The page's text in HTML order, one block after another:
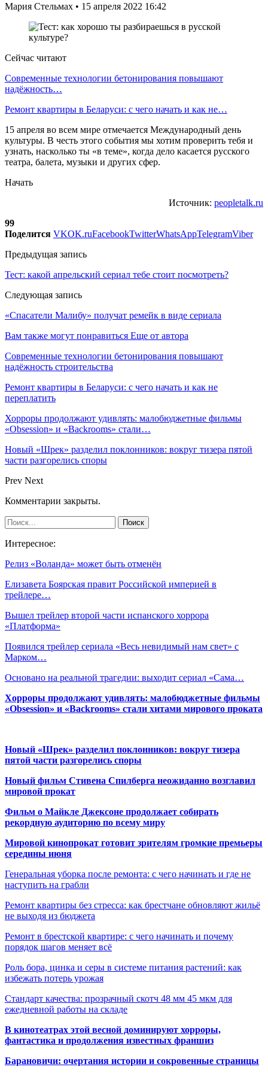
Мария Стельмах • 15 апреля 2022 16:42
Сейчас читают
Современные технологии бетонирования повышают
надёжность…
Ремонт квартиры в Беларуси: с чего начать и как не…
15 апреля во всем мире отмечается Международный день
культуры. В честь этого события мы хотим проверить тебя и
узнать, насколько ты «в теме», когда дело касается русского
театра, балета, музыки и других сфер.
Начать
Источник: peopletalk.ru
99
Поделится VKOK.ruFacebookTwitterWhatsAppTelegramViber
Предыдущая запись
Тест: какой апрельский сериал тебе стоит посмотреть?
Следующая запись
«Спасатели Малибу» получат ремейк в виде сериала
Вам также могут понравиться Еще от автора
Современные технологии бетонирования повышают
надёжность строительства
Ремонт квартиры в Беларуси: с чего начать и как не
переплатить
Хорроры продолжают удивлять: малобюджетные фильмы
«Obsession» и «Backrooms» стали…
Новый «Шрек» разделил поклонников: вокруг тизера пятой
части разгорелись споры
Prev Next
Комментарии закрыты.
Интересное:
Релиз «Воланда» может быть отменён
Елизавета Боярская правит Российской империей в
трейлере…
Вышел трейлер второй части испанского хоррора
«Платформа»
Появился трейлер сериала «Весь невидимый нам свет» с
Марком…
Основано на реальной трагедии: выходит сериал «Сама…
Хорроры продолжают удивлять: малобюджетные фильмы
«Obsession» и «Backrooms» стали хитами мирового проката
Новый «Шрек» разделил поклонников: вокруг тизера
пятой части разгорелись споры
Новый фильм Стивена Спилберга неожиданно возглавил
мировой прокат
Фильм о Майкле Джексоне продолжает собирать
рекордную аудиторию по всему миру
Мировой кинопрокат готовит зрителям громкие премьеры
середины июня
Генеральная уборка после ремонта: с чего начинать и где не
наступить на грабли
Ремонт квартиры без стресса: как брестчане обновляют жильё
не выходя из бюджета
Ремонт в брестской квартире: с чего начинать и почему
порядок шагов меняет всё
Роль бора, цинка и серы в системе питания растений: как
избежать потерь урожая
Стандарт качества: прозрачный скотч 48 мм 45 мкм для
ежедневной работы на складе
В кинотеатрах этой весной доминируют хорроры,
фантастика и продолжения известных франшиз
Барановичи: очертания истории и сокровенные страницы